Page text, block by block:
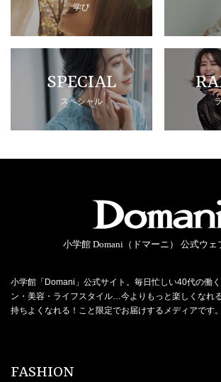
学び
SPECIAL
スペシャル
小学館 Domani（ドマーニ） 公式ウェ
小学館「Domani」公式サイト。毎日忙しい40代の働
ン・美容・ライフスタイル…今よりもっと楽しくなれ
持ちよくなれる！こと限定でお届けするメディアです。
FASHION